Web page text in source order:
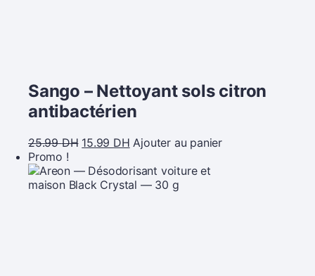
Sango – Nettoyant sols citron
antibactérien
25.99DH 15.99 DH Ajouter au panier
Promo !